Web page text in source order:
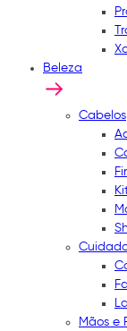
Beleza
Cabelos
Mãos e